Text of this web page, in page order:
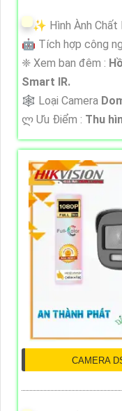
✨ Hình Ành Chất
🤖️ Tích hợp công
❈ Xem ban đêm :
Smart IR.
🕸️ Loại Camera
️ლ Ưu Điểm : Thu
CAMERA